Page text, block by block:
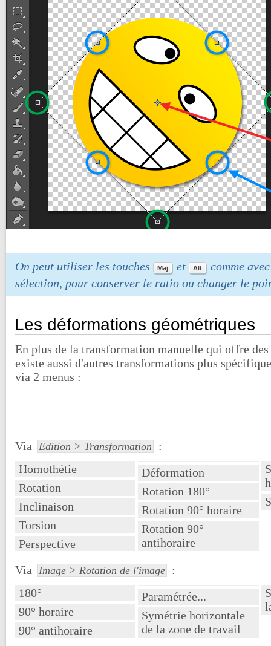
On peut utiliser les touches Maj et Alt
comme
sélection, pour conserver le ratio ou changer le
Les déformations géométriques
En plus de la transformation manuelle qui offre
existe aussi d'autres transformations plus
via 2 menus :
Via Edition > Transformation
:
Homothétie
Rotation
Inclinaison
Torsion
Perspective
Déformation
Rotation 180°
Rotation 90° horaire
Rotation 90°
antihoraire
Via Image > Rotation de l'image :
180°
90° horaire
90° antihoraire
Paramétrée...
Symétrie horizontale
de la zone de travail